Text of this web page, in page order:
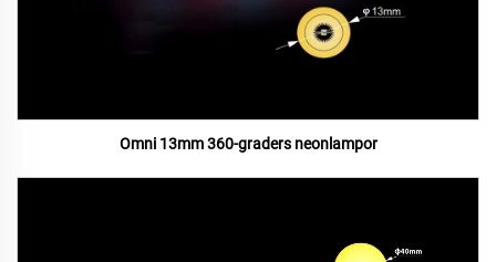
Omni 13mm 360-graders neonlampor